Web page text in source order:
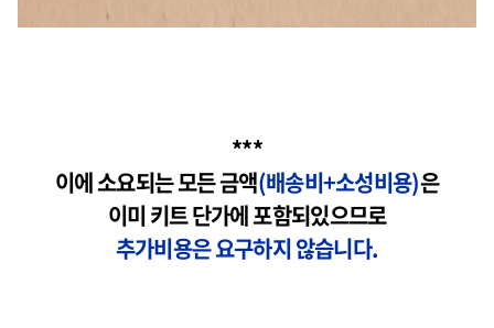
***
이에 소요되는 모든 금액(배송비+소성비용)은
이미 키트 단가에 포함되있으므로
추가비용은 요구하지 않습니다.